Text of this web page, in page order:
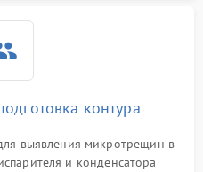
контура
выявления микротрещин в
и конденсатора